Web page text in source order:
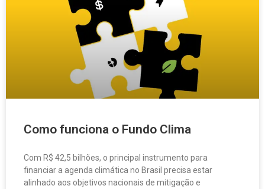
Como funciona o Fundo Clima
Com R$ 42,5 bilhões, o principal instrumento para
financiar a agenda climática no Brasil precisa estar
alinhado aos objetivos nacionais de mitigação e